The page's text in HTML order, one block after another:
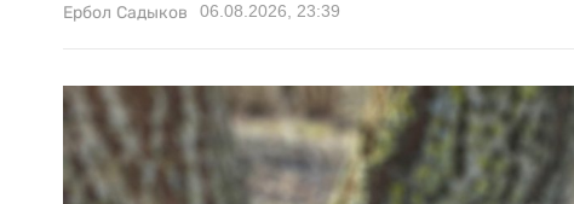
Ербол Садыков 06.08.2026, 23:39